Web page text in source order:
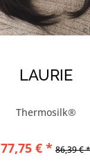
LAURIE
Thermosilk®
77,75 € * 86,39 €